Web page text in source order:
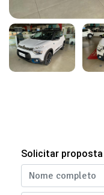
Solicitar proposta